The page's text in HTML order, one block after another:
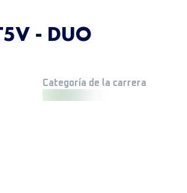
- DUO
Categoría de la carrera